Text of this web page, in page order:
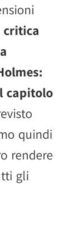
critica
capitolo
quindi
rendere
gli